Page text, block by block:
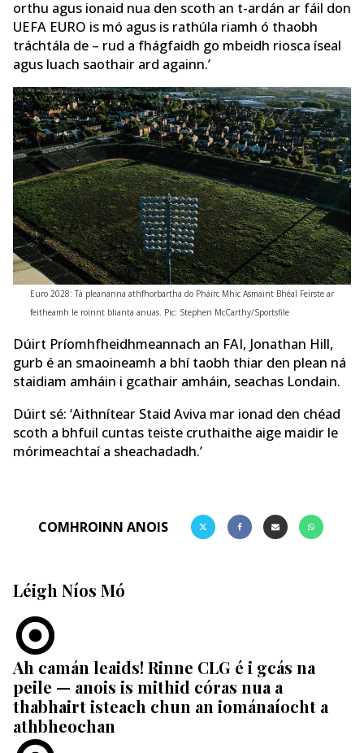
orthu agus ionaid nua den scoth an t-ardán ar fáil don
UEFA EURO is mó agus is rathúla riamh ó thaobh
tráchtála de – rud a fhágfaidh go mbeidh riosca íseal
agus luach saothair ard againn.’
Euro 2028: Tá pleananna athfhorbartha do Pháirc Mhic Asmaint Bhéal Feirste ar
feitheamh le roinnt blianta anuas. Pic: Stephen McCarthy/Sportsfile
Dúirt Príomhfheidhmeannach an FAI, Jonathan Hill,
gurb é an smaoineamh a bhí taobh thiar den plean ná
staidiam amháin i gcathair amháin, seachas Londain.
Dúirt sé: ‘Aithnítear Staid Aviva mar ionad den chéad
scoth a bhfuil cuntas teiste cruthaithe aige maidir le
mórimeachtaí a sheachadadh.’
COMHROINN ANOIS
Léigh Níos Mó
Ah camán leaids! Rinne CLG é i gcás na
peile — anois is mithid córas nua a
thabhairt isteach chun an iománaíocht a
athbheochan